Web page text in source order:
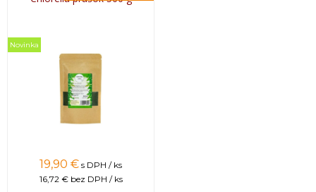
Novinka
19,90 € s DPH / ks
16,72 € bez DPH / ks